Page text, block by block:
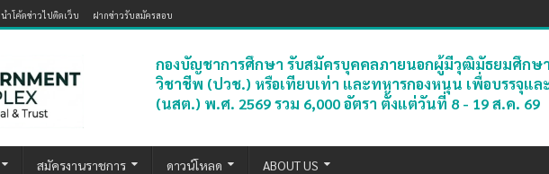
นำโค้ดข่าวไปติดเว็บ ฝากข่าวรับสมัครสอบ
กองบัญชาการศึกษา รับสมัครบุคคลภายนอกผู้มีวุฒิมัธยมศึกษ
วิชาชีพ (ปวช.) หรือเทียบเท่า และทหารกองหนุน เพื่อบรรจุแ
(นสต.) พ.ศ. 2569 รวม 6,000 อัตรา ตั้งแต่วันที่ 8 - 19 ส.ค. 69
สมัครงานราชการ ดาวน์โหลด ABOUT US